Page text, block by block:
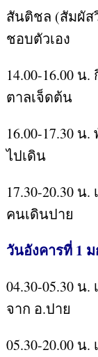
สันติชล (สัมผั
ชอบตัวเอง
14.00-16.00
ตาลเจ็ดต้น
16.00-17.30
ไปเดิน
17.30-20.30
คนเดินปาย
วันอังคารที่ 1
04.30-05.30 น
จาก อ.ปาย
05.30-20.00 น